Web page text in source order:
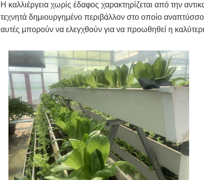
Η καλλιέργεια χωρίς έδαφος χαρακτηρίζεται από την
τεχνητά δημιουργημένο περιβάλλον στο οποίο
αυτές μπορούν να ελεγχθούν για να προωθηθεί η